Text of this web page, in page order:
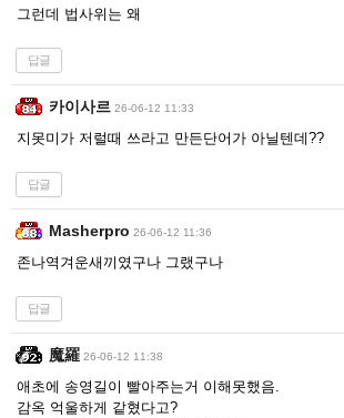
그런데 법사위는 왜
답글
카이사르 26-06-12 11:33
지못미가 저럴때 쓰라고 만든단어가 아닐텐데??
답글
Masherpro 26-06-12 11:36
존나역겨운새끼였구나 그랬구나
답글
魔羅 26-06-12 11:38
애초에 송영길이 빨아주는거 이해못했음.
감옥 억울하게 같혔다고?